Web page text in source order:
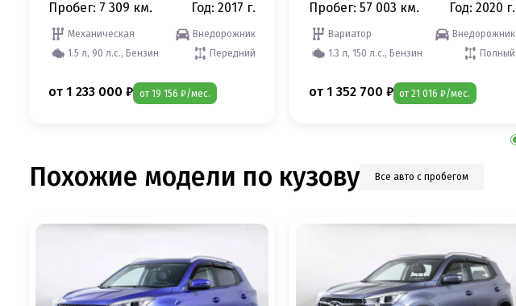
Пробег: 7 309 км. Год: 2017 г.
Механическая
Внедорожник
1.5 л, 90 л.с., Бензин
Передний
от 1 233 000 ₽ от 19 156 ₽/мес.
Пробег: 57 003 км. Год: 2020 г.
Вариатор
Внедорожник
1.3 л, 150 л.с., Бензин
Полный
от 1 352 700 ₽ от 21 016 ₽/мес.
Похожие модели по кузову Все авто с пробегом